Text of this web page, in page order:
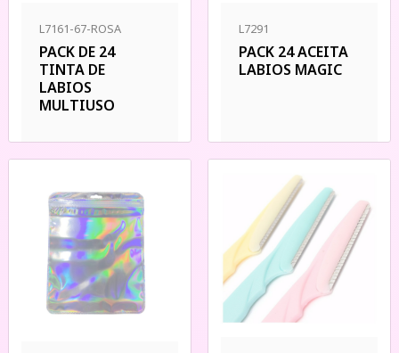
L7161-67-ROSA
PACK DE 24
TINTA DE
LABIOS
MULTIUSO
L7291
PACK 24 ACEITA
LABIOS MAGIC